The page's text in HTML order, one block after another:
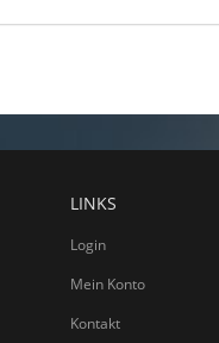
LINKS
Login
Mein Konto
Kontakt